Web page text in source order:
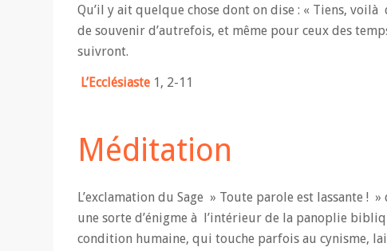
Qu’il y ait quelque chose dont on dise : « Tiens,
de souvenir d’autrefois, et même pour ceux des
suivront.
L’Ecclésiaste 1, 2-11
Méditation
L’exclamation du Sage » Toute parole est lassante
une sorte d’énigme à l’intérieur de la panoplie
condition humaine, qui touche parfois au cynisme,